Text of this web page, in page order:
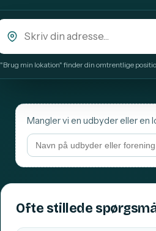
"Brug min lokation" finder din omtrentlige
Mangler vi en udbyder eller en
Ofte stillede